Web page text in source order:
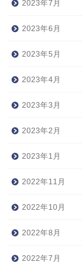
2023年7月
2023年6月
2023年5月
2023年4月
2023年3月
2023年2月
2023年1月
2022年11月
2022年10月
2022年8月
2022年7月